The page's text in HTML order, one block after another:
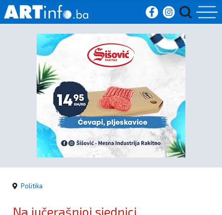
Početna
Vijesti
Sport
Kultura
Crna
kronika
Politika
Politika
Na jučerašnjoj sjednici